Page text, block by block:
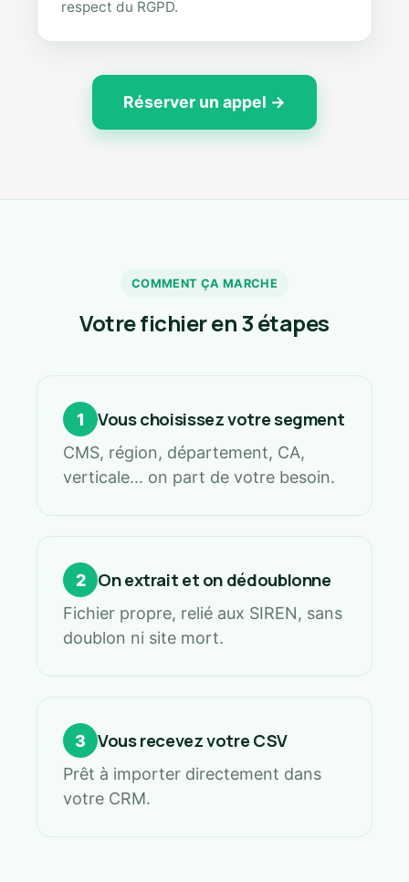
respect du RGPD.
Réserver un appel →
COMMENT ÇA MARCHE
Votre fichier en 3 étapes
1 Vous choisissez votre segment
CMS, région, département, CA,
verticale… on part de votre besoin.
2 On extrait et on dédoublonne
Fichier propre, relié aux SIREN, sans
doublon ni site mort.
3 Vous recevez votre CSV
Prêt à importer directement dans
votre CRM.